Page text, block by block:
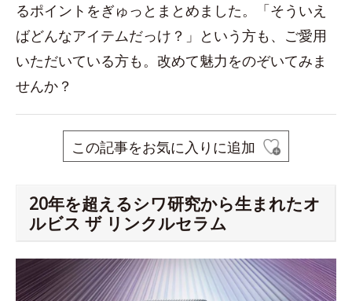
るポイントをぎゅっとまとめました。「そういえ
ばどんなアイテムだっけ？」という方も、ご愛用
いただいている方も。改めて魅力をのぞいてみま
せんか？
この記事をお気に入りに追加
20年を超えるシワ研究から生まれたオ
ルビス ザ リンクルセラム